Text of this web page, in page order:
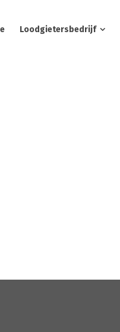
Loodgietersbedrijf